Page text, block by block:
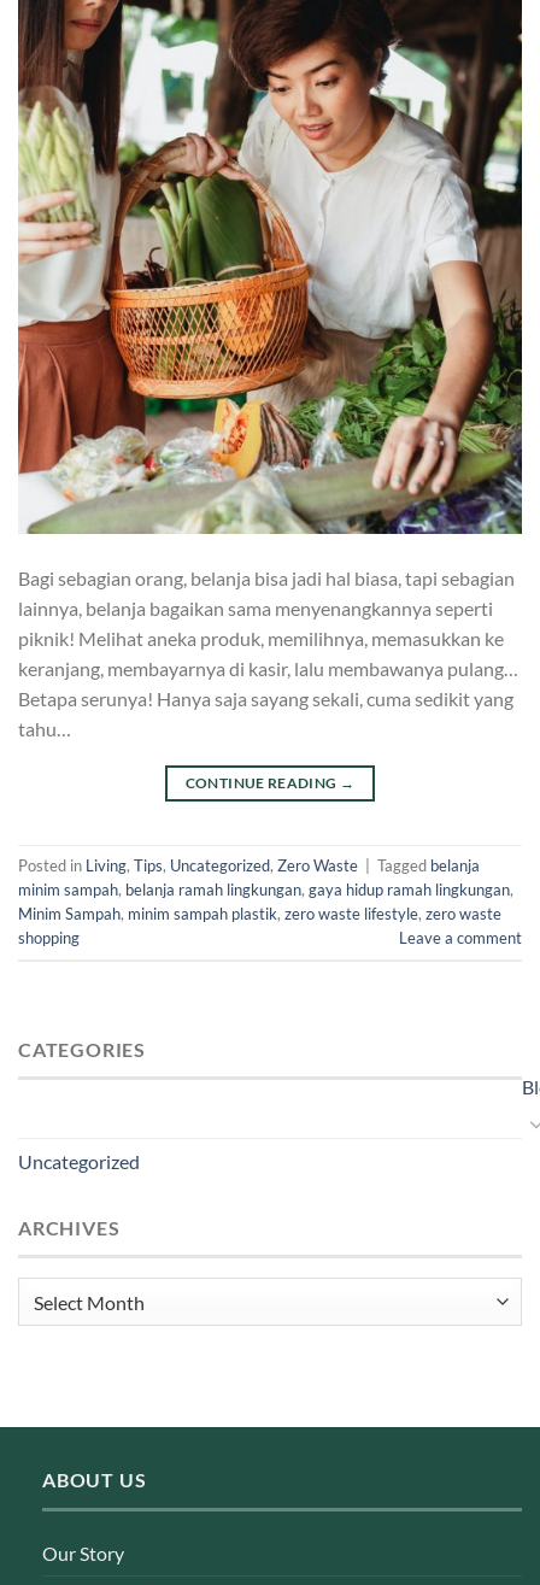
Bagi sebagian orang, belanja bisa jadi hal biasa, tapi sebagian
lainnya, belanja bagaikan sama menyenangkannya seperti
piknik! Melihat aneka produk, memilihnya, memasukkan ke
keranjang, membayarnya di kasir, lalu membawanya pulang…
Betapa serunya! Hanya saja sayang sekali, cuma sedikit yang
tahu…
CONTINUE READING →
Posted in Living, Tips, Uncategorized, Zero Waste Tagged belanja
minim sampah, belanja ramah lingkungan, gaya hidup ramah lingkungan,
Minim Sampah, minim sampah plastik, zero waste lifestyle, zero waste
shopping
Leave a comment
CATEGORIES
Uncategorized
ARCHIVES
Archives
ABOUT US
Our Story